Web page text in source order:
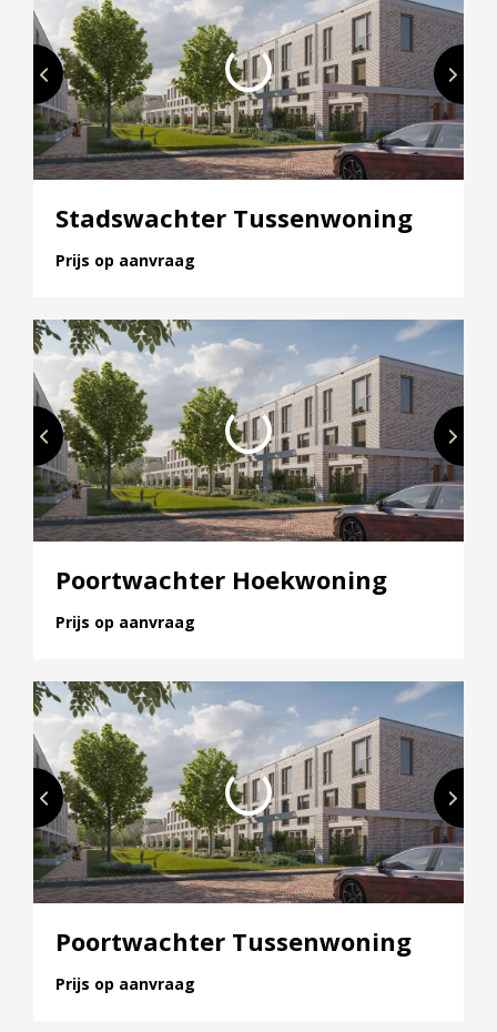
dichtbij; binnen 10 minuten fietsen sta je in het
winkelcentrum. Met de sneltram die in de wijk stopt,
sta je binnen een paar minuten op het treinstation
van Utrecht Centraal.
HoeveRijk is ook met de auto goed ontsloten, je zit
Hilversum en A12 richting Arnhem en Den Haag.
Kortom; je woont heerlijk centraal in Nieuwegein!
Stadswachter Tussenwoning
Prijs op aanvraag
Poortwachter Hoekwoning
Prijs op aanvraag
Poortwachter Tussenwoning
Prijs op aanvraag